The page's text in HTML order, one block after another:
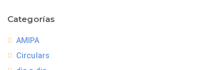
Categorías
AMIPA
Circulars